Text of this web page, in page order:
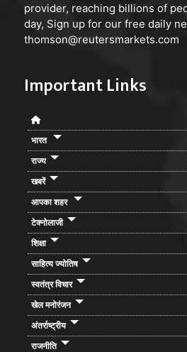
provider, reaching billions of
day, Sign up for our free daily
thomson@reutersmarkets.com
Important Links
भारत
राज्य
खबरें
आपका शहर
टेक्नोलाजी
शिक्षा
साहित्य ज्योतिष
स्वतंत्र विचार
खेल मनोरंजन
अंतर्राष्ट्रीय
राजनीति